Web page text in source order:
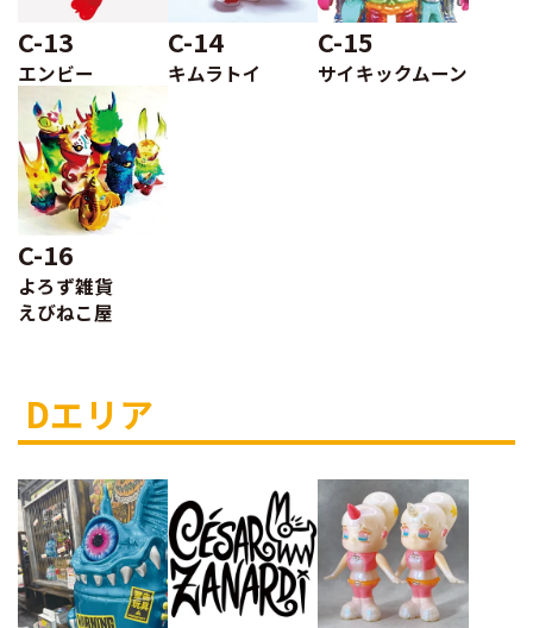
C-13
エンビー
C-14
キムラトイ
C-15
サイキックムーン
C-16
よろず雑貨
えびねこ屋
Dエリア